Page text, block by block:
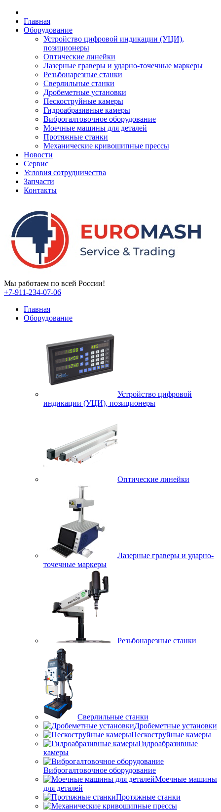
Главная
Оборудование
Устройство цифровой индикации (УЦИ),
позиционеры
Оптические линейки
Лазерные граверы и ударно-точечные маркеры
Резьбонарезные станки
Сверлильные станки
Дробеметные установки
Пескоструйные камеры
Гидроабразивные камеры
Виброгалтовочное оборудование
Моечные машины для деталей
Протяжные станки
Механические кривошипные прессы
Новости
Сервис
Условия сотрудничества
Запчасти
Контакты
Мы работаем по всей России!
+7-911-234-07-06
Главная
Оборудование
Устройство цифровой
индикации (УЦИ), позиционеры
Оптические линейки
Лазерные граверы и ударно-
точечные маркеры
Резьбонарезные станки
Сверлильные станки
Дробеметные установки
Пескоструйные камеры
Гидроабразивные
камеры
Виброгалтовочное оборудование
Моечные машины
для деталей
Протяжные станки